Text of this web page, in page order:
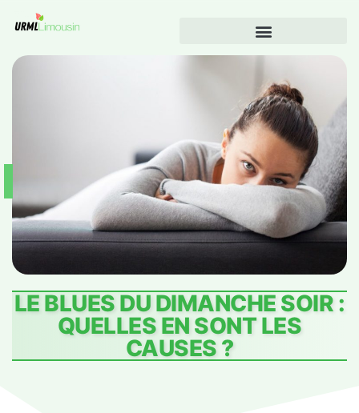
LE BLUES DU DIMANCHE SOIR :
QUELLES EN SONT LES
CAUSES ?